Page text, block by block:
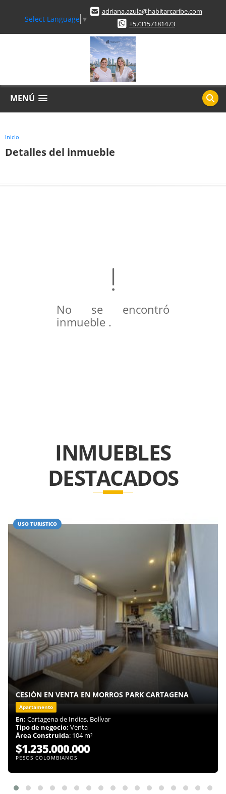
Select Language ▼
adriana.azula@habitarcaribe.com
+573157181473
MENÚ
Inicio
Detalles del inmueble
No se encontró
inmueble .
INMUEBLES
DESTACADOS
USO TURISTICO
CESIÓN EN VENTA EN MORROS PARK CARTAGENA
Apartamento
En: Cartagena de Indias, Bolívar
Tipo de negocio: Venta
Área Construida: 104 m²
$1.235.000.000
PESOS COLOMBIANOS